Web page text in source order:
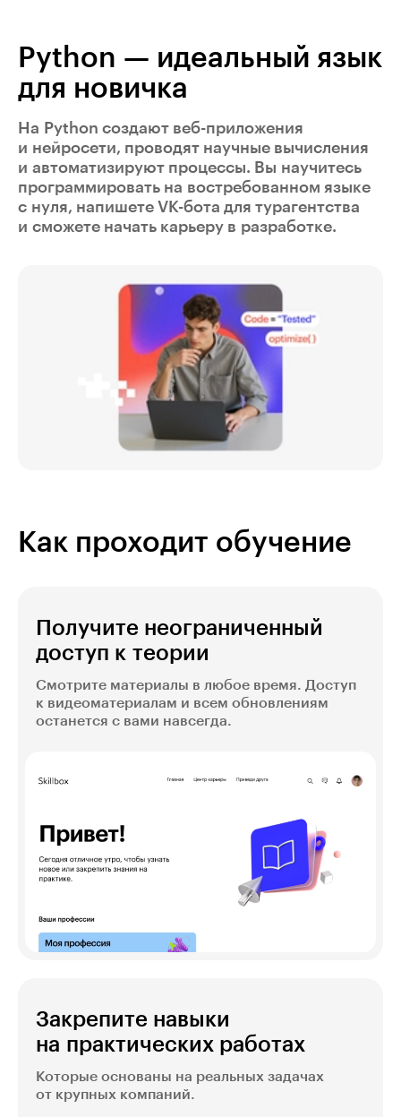
Python — идеальный язык
для новичка
На Python создают веб-приложения
и нейросети, проводят научные вычисления
и автоматизируют процессы. Вы научитесь
программировать на востребованном языке
с нуля, напишете VK-бота для турагентства
и сможете начать карьеру в разработке.
Как проходит обучение
Получите неограниченный
доступ к теории
Смотрите материалы в любое время. Доступ
к видеоматериалам и всем обновлениям
останется с вами навсегда.
Закрепите навыки
на практических работах
Которые основаны на реальных задачах
от крупных компаний.